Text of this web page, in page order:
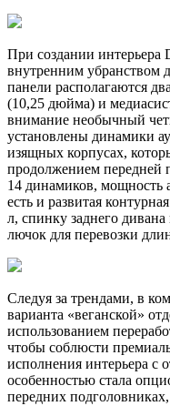
При создании интерьера
внутренним убранством
панели располагаются
(10,25 дюйма) и
внимание необычный
установлены динамики
изящных корпусах,
продолжением передней
14 динамиков, мощность
есть и развитая
л, спинку заднего
лючок для перевозки
Следуя за трендами, в
варианта «веганской»
использованием
чтобы соблюсти
исполнения интерьера с
особенностью стала
передних